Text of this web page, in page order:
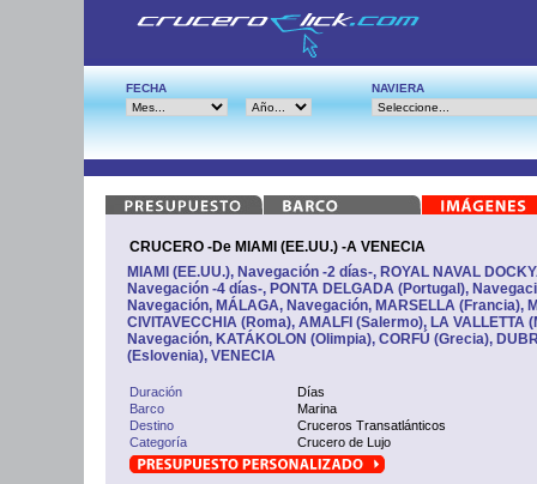
FECHA NAVIERA
CRUCERO -De MIAMI (EE.UU.) -A VENECIA
MIAMI (EE.UU.), Navegación -2 días-, ROYAL NAVAL
Navegación -4 días-, PONTA DELGADA (Portugal),
Navegación, MÁLAGA, Navegación, MARSELLA (Francia),
CIVITAVECCHIA (Roma), AMALFI (Salermo), LA VALLETTA
Navegación, KATÁKOLON (Olimpia), CORFÚ (Grecia),
(Eslovenia), VENECIA
Duración
Días
Barco
Marina
Destino
Cruceros Transatlánticos
Categoría
Crucero de Lujo